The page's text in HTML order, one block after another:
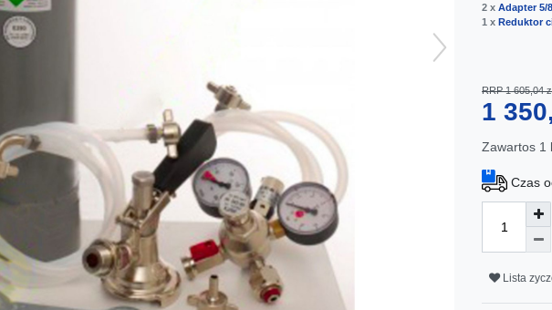
2 x Adapter 5/
1 x Reduktor
RRP 1 605,04
1
Zawartos 1
Czas
Lista